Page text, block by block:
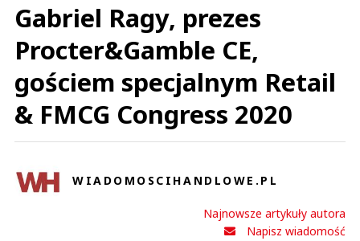
Gabriel Ragy, prezes
Procter&Gamble CE,
gościem specjalnym Retail
& FMCG Congress 2020
WIADOMOSCIHANDLOWE.PL
Najnowsze artykuły autora
Napisz wiadomość